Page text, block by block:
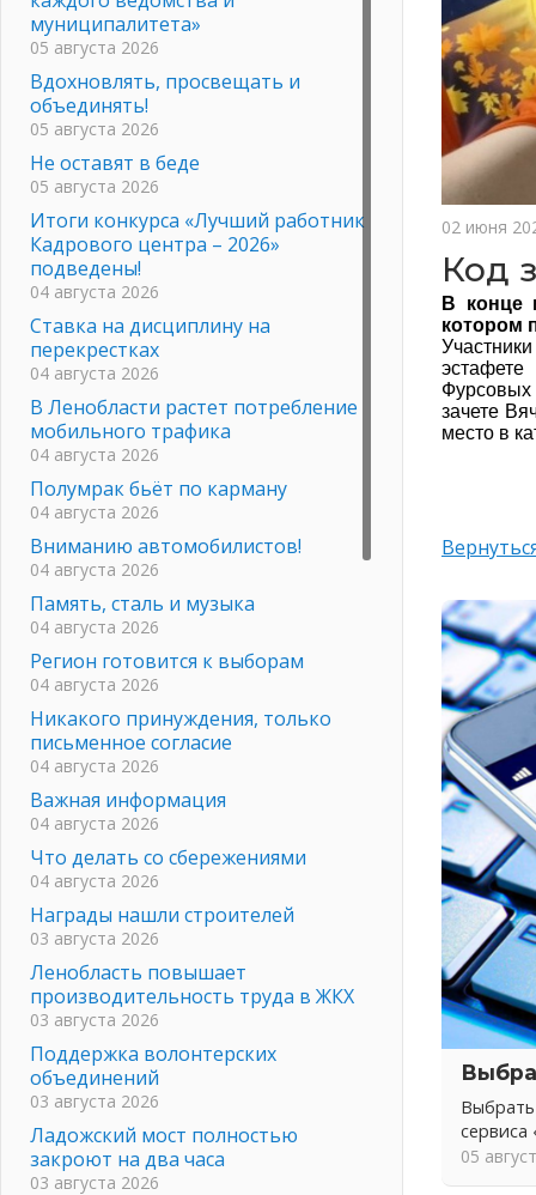
02 июня
Код
В конце
котором
зачете
место в
05
муниципалитета»
05 августа 2026
Вдохновлять, просвещать и
объединять!
05 августа 2026
Не оставят в беде
05 августа 2026
Итоги конкурса «Лучший работник
Кадрового центра – 2026»
подведены!
04 августа 2026
Ставка на дисциплину на
перекрестках
04 августа 2026
В Ленобласти растет потребление
мобильного трафика
04 августа 2026
Полумрак бьёт по карману
04 августа 2026
Вниманию автомобилистов!
04 августа 2026
Память, сталь и музыка
04 августа 2026
Регион готовится к выборам
04 августа 2026
Никакого принуждения, только
письменное согласие
04 августа 2026
Важная информация
04 августа 2026
Что делать со сбережениями
04 августа 2026
Награды нашли строителей
03 августа 2026
Ленобласть повышает
производительность труда в ЖКХ
03 августа 2026
Поддержка волонтерских
объединений
03 августа 2026
Ладожский мост полностью
закроют на два часа
03 августа 2026